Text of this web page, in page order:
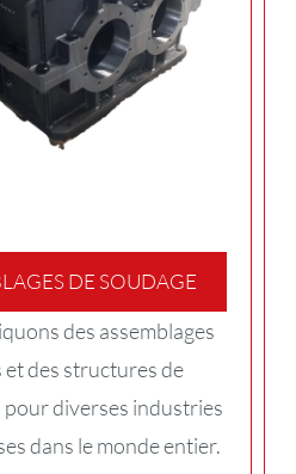
DE SOUDAGE
des assemblages
et des structures de
diverses industries
dans le monde entier.